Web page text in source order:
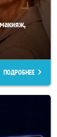
ПОДРОБНЕЕ